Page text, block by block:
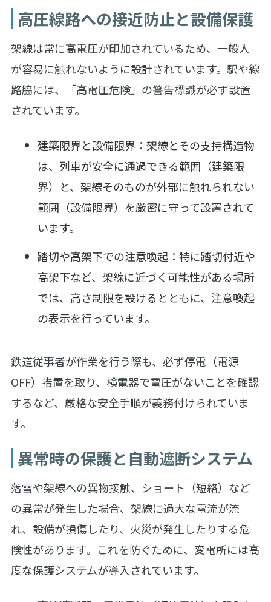
高圧線路への接近防止と設備保護
架線は常に高電圧が印加されているため、一般人
が容易に触れないように設計されています。駅や線
路脇には、「高電圧危険」の警告標識が必ず設置
されています。
建築限界と設備限界：架線とその支持構造物
は、列車が安全に通過できる範囲（建築限
界）と、架線そのものが外部に触れられない
範囲（設備限界）を厳密に守って設置されて
います。
踏切や高架下での注意喚起：特に踏切付近や
高架下など、架線に近づく可能性がある場所
では、高さ制限を設けるとともに、注意喚起
の表示を行っています。
鉄道従事者が作業を行う際も、必ず停電（電源
OFF）措置を取り、検電器で電圧がないことを確認
するなど、厳格な安全手順が義務付けられていま
す。
異常時の保護と自動遮断システム
落雷や架線への異物接触、ショート（短絡）など
の異常が発生した場合、架線に過大な電流が流
れ、設備が損傷したり、火災が発生したりする危
険性があります。これを防ぐために、変電所には高
度な保護システムが導入されています。